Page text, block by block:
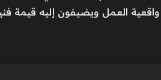
العمل ويضيفون إليه قيمة